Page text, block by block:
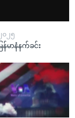
၀၂၅
မာနံနက်ခင်း